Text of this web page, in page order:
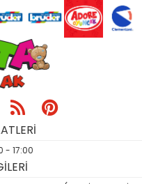
- 17:00